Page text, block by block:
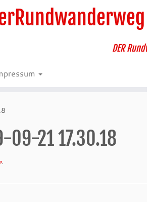
DER
21 17.30.18
.